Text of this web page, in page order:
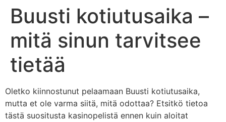
Buusti kotiutusaika –
mitä sinun tarvitsee
tietää
Oletko kiinnostunut pelaamaan Buusti kotiutusaika,
mutta et ole varma siitä, mitä odottaa? Etsitkö tietoa
tästä suositusta kasinopelistä ennen kuin aloitat